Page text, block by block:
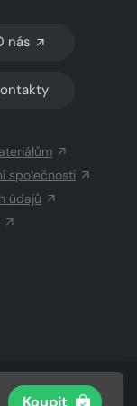
Koupit
nás
společnosti
údajů
a.s.a dodavatelé